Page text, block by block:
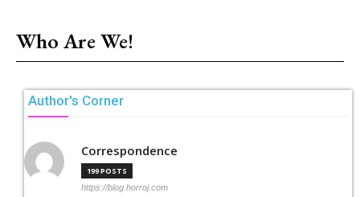
Who Are We!
Author's Corner
Correspondence
199 POSTS
https://blog.horroj.com